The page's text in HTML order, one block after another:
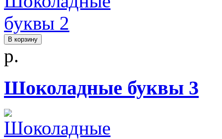
В корзину
р.
Шоколадные буквы 3